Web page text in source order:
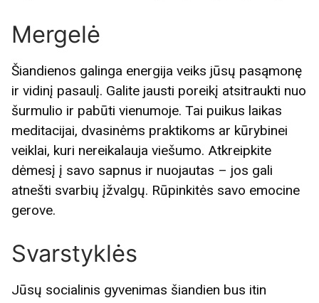
Mergelė
Šiandienos galinga energija veiks jūsų pasąmonę
ir vidinį pasaulį. Galite jausti poreikį atsitraukti nuo
šurmulio ir pabūti vienumoje. Tai puikus laikas
meditacijai, dvasinėms praktikoms ar kūrybinei
veiklai, kuri nereikalauja viešumo. Atkreipkite
dėmesį į savo sapnus ir nuojautas – jos gali
atnešti svarbių įžvalgų. Rūpinkitės savo emocine
gerove.
Svarstyklės
Jūsų socialinis gyvenimas šiandien bus itin